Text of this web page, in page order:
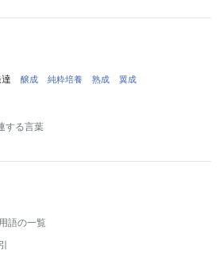
醸成 純粋培養 熟成 翼成
する言葉
語の一覧